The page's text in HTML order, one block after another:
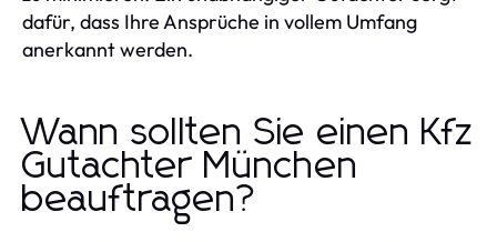
dafür, dass Ihre Ansprüche in vollem Umfang
anerkannt werden.
Wann sollten Sie einen Kfz
Gutachter München
beauftragen?